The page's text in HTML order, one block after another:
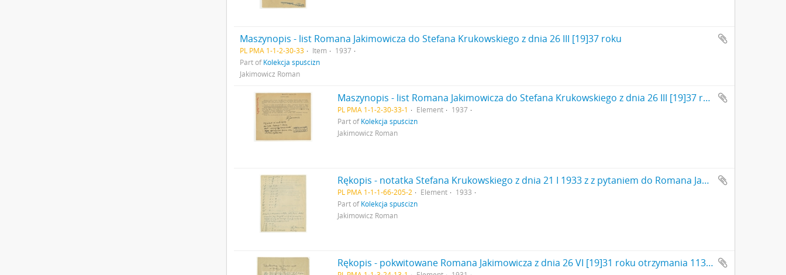
Maszynopis - list Romana Jakimowicza do Stefana Krukowskiego z dnia 26 III [19]37 roku
PL PMA 1-1-2-30-33 Item
1937
Part ofKolekcja spuścizn
Jakimowicz Roman
Maszynopis - list Romana Jakimowicza do Stefana Krukowskiego z dnia 26 III [19]37 roku
PL PMA 1-1-2-30-33-1 Element
1937
Part ofKolekcja spuścizn
Jakimowicz Roman
Rękopis - notatka Stefana Krukowskiego z dnia 21 I 1933 z z pytaniem do Romana Jakimowicza - odpowiedź Romana Jakimowicza (cd)
PL PMA 1-1-1-66-205-2 Element
1933
Part ofKolekcja spuścizn
Jakimowicz Roman
Rękopis - pokwitowane Romana Jakimowicza z dnia 26 VI [19]31 roku otrzymania 113 monet ze skarbu z Trójcy pod Zawichostem od S. Krukowskiego